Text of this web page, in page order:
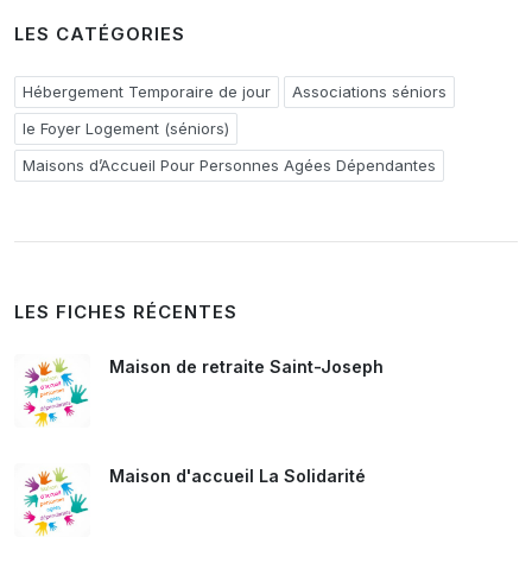
LES CATÉGORIES
Hébergement Temporaire de jour
Associations séniors
le Foyer Logement (séniors)
Maisons d’Accueil Pour Personnes Agées Dépendantes
LES FICHES RÉCENTES
Maison de retraite Saint-Joseph
Maison d'accueil La Solidarité